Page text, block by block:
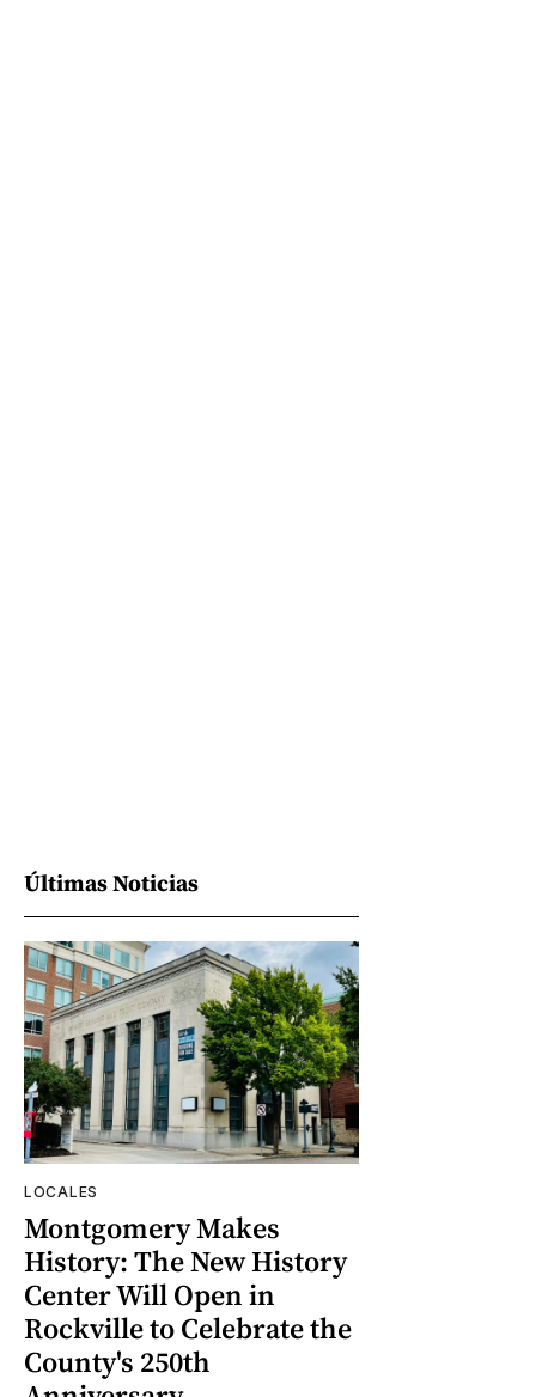
Últimas Noticias
LOCALES
Montgomery Makes
History: The New History
Center Will Open in
Rockville to Celebrate the
County's 250th